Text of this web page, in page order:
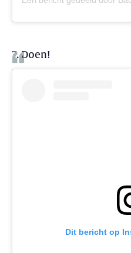
7. Doen!
Dit bericht op